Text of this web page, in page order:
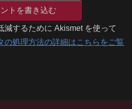
トを書き込む
減するために Akismet を使って
の処理方法の詳細はこちらをご覧